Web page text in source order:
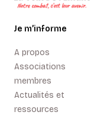
Je m’informe
A propos
Associations
membres
Actualités et
ressources